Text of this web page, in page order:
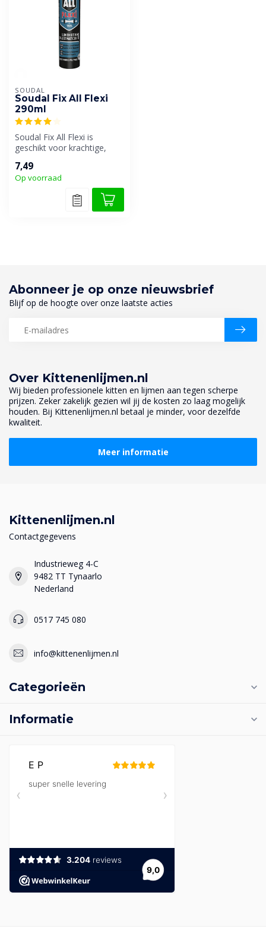
SOUDAL
Soudal Fix All Flexi
290ml
Soudal Fix All Flexi is
geschikt voor krachtige,
all...
7,49
Op voorraad
Over Kittenenlijmen.nl
Wij bieden professionele kitten en lijmen aan tegen scherpe
prijzen. Zeker zakelijk gezien wil jij de kosten zo laag mogelijk
houden. Bij Kittenenlijmen.nl betaal je minder, voor dezelfde
kwaliteit.
Meer informatie
Abonneer je op onze nieuwsbrief
Blijf op de hoogte over onze laatste acties
Kittenenlijmen.nl
Contactgegevens
Industrieweg 4-C
9482 TT Tynaarlo
Nederland
0517 745 080
info@kittenenlijmen.nl
Categorieën
Informatie